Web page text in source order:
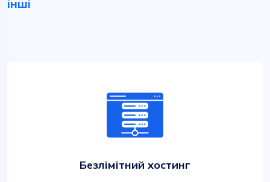
інші
Безлімітний хостинг